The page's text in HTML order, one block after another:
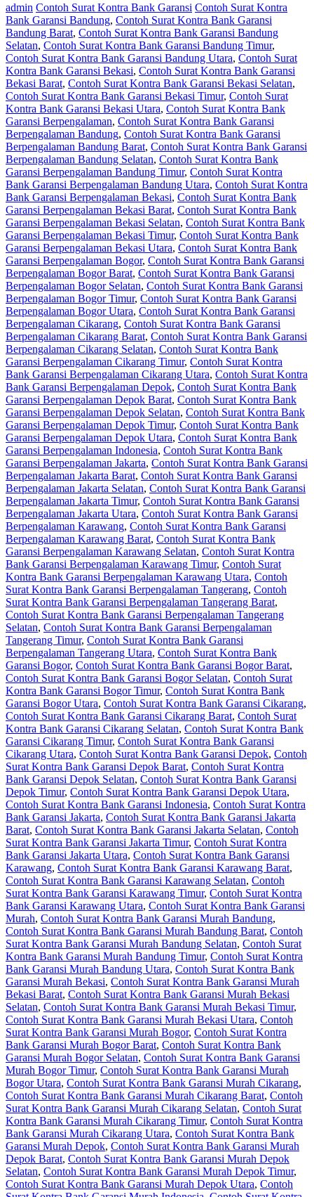
admin Contoh Surat Kontra Bank Garansi Contoh Surat Kontra
Bank Garansi Bandung, Contoh Surat Kontra Bank Garansi
Bandung Barat, Contoh Surat Kontra Bank Garansi Bandung
Selatan, Contoh Surat Kontra Bank Garansi Bandung Timur,
Contoh Surat Kontra Bank Garansi Bandung Utara, Contoh Surat
Kontra Bank Garansi Bekasi, Contoh Surat Kontra Bank Garansi
Bekasi Barat, Contoh Surat Kontra Bank Garansi Bekasi Selatan,
Contoh Surat Kontra Bank Garansi Bekasi Timur, Contoh Surat
Kontra Bank Garansi Bekasi Utara, Contoh Surat Kontra Bank
Garansi Berpengalaman, Contoh Surat Kontra Bank Garansi
Berpengalaman Bandung, Contoh Surat Kontra Bank Garansi
Berpengalaman Bandung Barat, Contoh Surat Kontra Bank Garansi
Berpengalaman Bandung Selatan, Contoh Surat Kontra Bank
Garansi Berpengalaman Bandung Timur, Contoh Surat Kontra
Bank Garansi Berpengalaman Bandung Utara, Contoh Surat Kontra
Bank Garansi Berpengalaman Bekasi, Contoh Surat Kontra Bank
Garansi Berpengalaman Bekasi Barat, Contoh Surat Kontra Bank
Garansi Berpengalaman Bekasi Selatan, Contoh Surat Kontra Bank
Garansi Berpengalaman Bekasi Timur, Contoh Surat Kontra Bank
Garansi Berpengalaman Bekasi Utara, Contoh Surat Kontra Bank
Garansi Berpengalaman Bogor, Contoh Surat Kontra Bank Garansi
Berpengalaman Bogor Barat, Contoh Surat Kontra Bank Garansi
Berpengalaman Bogor Selatan, Contoh Surat Kontra Bank Garansi
Berpengalaman Bogor Timur, Contoh Surat Kontra Bank Garansi
Berpengalaman Bogor Utara, Contoh Surat Kontra Bank Garansi
Berpengalaman Cikarang, Contoh Surat Kontra Bank Garansi
Berpengalaman Cikarang Barat, Contoh Surat Kontra Bank Garansi
Berpengalaman Cikarang Selatan, Contoh Surat Kontra Bank
Garansi Berpengalaman Cikarang Timur, Contoh Surat Kontra
Bank Garansi Berpengalaman Cikarang Utara, Contoh Surat Kontra
Bank Garansi Berpengalaman Depok, Contoh Surat Kontra Bank
Garansi Berpengalaman Depok Barat, Contoh Surat Kontra Bank
Garansi Berpengalaman Depok Selatan, Contoh Surat Kontra Bank
Garansi Berpengalaman Depok Timur, Contoh Surat Kontra Bank
Garansi Berpengalaman Depok Utara, Contoh Surat Kontra Bank
Garansi Berpengalaman Indonesia, Contoh Surat Kontra Bank
Garansi Berpengalaman Jakarta, Contoh Surat Kontra Bank Garansi
Berpengalaman Jakarta Barat, Contoh Surat Kontra Bank Garansi
Berpengalaman Jakarta Selatan, Contoh Surat Kontra Bank Garansi
Berpengalaman Jakarta Timur, Contoh Surat Kontra Bank Garansi
Berpengalaman Jakarta Utara, Contoh Surat Kontra Bank Garansi
Berpengalaman Karawang, Contoh Surat Kontra Bank Garansi
Berpengalaman Karawang Barat, Contoh Surat Kontra Bank
Garansi Berpengalaman Karawang Selatan, Contoh Surat Kontra
Bank Garansi Berpengalaman Karawang Timur, Contoh Surat
Kontra Bank Garansi Berpengalaman Karawang Utara, Contoh
Surat Kontra Bank Garansi Berpengalaman Tangerang, Contoh
Surat Kontra Bank Garansi Berpengalaman Tangerang Barat,
Contoh Surat Kontra Bank Garansi Berpengalaman Tangerang
Selatan, Contoh Surat Kontra Bank Garansi Berpengalaman
Tangerang Timur, Contoh Surat Kontra Bank Garansi
Berpengalaman Tangerang Utara, Contoh Surat Kontra Bank
Garansi Bogor, Contoh Surat Kontra Bank Garansi Bogor Barat,
Contoh Surat Kontra Bank Garansi Bogor Selatan, Contoh Surat
Kontra Bank Garansi Bogor Timur, Contoh Surat Kontra Bank
Garansi Bogor Utara, Contoh Surat Kontra Bank Garansi Cikarang,
Contoh Surat Kontra Bank Garansi Cikarang Barat, Contoh Surat
Kontra Bank Garansi Cikarang Selatan, Contoh Surat Kontra Bank
Garansi Cikarang Timur, Contoh Surat Kontra Bank Garansi
Cikarang Utara, Contoh Surat Kontra Bank Garansi Depok, Contoh
Surat Kontra Bank Garansi Depok Barat, Contoh Surat Kontra
Bank Garansi Depok Selatan, Contoh Surat Kontra Bank Garansi
Depok Timur, Contoh Surat Kontra Bank Garansi Depok Utara,
Contoh Surat Kontra Bank Garansi Indonesia, Contoh Surat Kontra
Bank Garansi Jakarta, Contoh Surat Kontra Bank Garansi Jakarta
Barat, Contoh Surat Kontra Bank Garansi Jakarta Selatan, Contoh
Surat Kontra Bank Garansi Jakarta Timur, Contoh Surat Kontra
Bank Garansi Jakarta Utara, Contoh Surat Kontra Bank Garansi
Karawang, Contoh Surat Kontra Bank Garansi Karawang Barat,
Contoh Surat Kontra Bank Garansi Karawang Selatan, Contoh
Surat Kontra Bank Garansi Karawang Timur, Contoh Surat Kontra
Bank Garansi Karawang Utara, Contoh Surat Kontra Bank Garansi
Murah, Contoh Surat Kontra Bank Garansi Murah Bandung,
Contoh Surat Kontra Bank Garansi Murah Bandung Barat, Contoh
Surat Kontra Bank Garansi Murah Bandung Selatan, Contoh Surat
Kontra Bank Garansi Murah Bandung Timur, Contoh Surat Kontra
Bank Garansi Murah Bandung Utara, Contoh Surat Kontra Bank
Garansi Murah Bekasi, Contoh Surat Kontra Bank Garansi Murah
Bekasi Barat, Contoh Surat Kontra Bank Garansi Murah Bekasi
Selatan, Contoh Surat Kontra Bank Garansi Murah Bekasi Timur,
Contoh Surat Kontra Bank Garansi Murah Bekasi Utara, Contoh
Surat Kontra Bank Garansi Murah Bogor, Contoh Surat Kontra
Bank Garansi Murah Bogor Barat, Contoh Surat Kontra Bank
Garansi Murah Bogor Selatan, Contoh Surat Kontra Bank Garansi
Murah Bogor Timur, Contoh Surat Kontra Bank Garansi Murah
Bogor Utara, Contoh Surat Kontra Bank Garansi Murah Cikarang,
Contoh Surat Kontra Bank Garansi Murah Cikarang Barat, Contoh
Surat Kontra Bank Garansi Murah Cikarang Selatan, Contoh Surat
Kontra Bank Garansi Murah Cikarang Timur, Contoh Surat Kontra
Bank Garansi Murah Cikarang Utara, Contoh Surat Kontra Bank
Garansi Murah Depok, Contoh Surat Kontra Bank Garansi Murah
Depok Barat, Contoh Surat Kontra Bank Garansi Murah Depok
Selatan, Contoh Surat Kontra Bank Garansi Murah Depok Timur,
Contoh Surat Kontra Bank Garansi Murah Depok Utara, Contoh